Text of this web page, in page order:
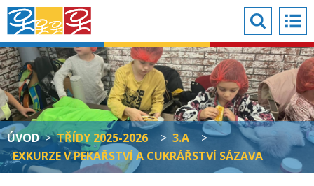
ÚVOD > TŘÍDY 2025-2026 > 3.A
>
EXKURZE V PEKAŘSTVÍ A CUKRÁŘSTVÍ SÁZAVA